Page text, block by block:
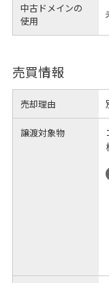
中古ドメインの
使用
売買情報
売却理由
譲渡対象物